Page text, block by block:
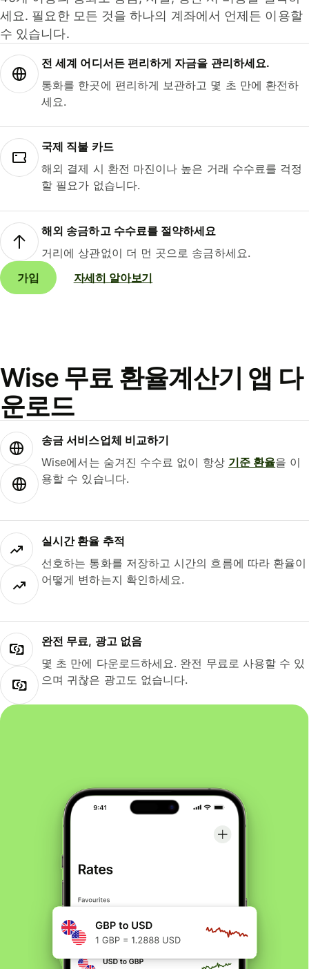
세요. 필요한 모든 것을 하나의 계좌에서 언제든 이용할
수 있습니다.
전 세계 어디서든 편리하게 자금을 관리하세요.
통화를 한곳에 편리하게 보관하고 몇 초 만에 환전하
세요.
국제 직불 카드
해외 결제 시 환전 마진이나 높은 거래 수수료를 걱정
할 필요가 없습니다.
해외 송금하고 수수료를 절약하세요
거리에 상관없이 더 먼 곳으로 송금하세요.
가입
자세히 알아보기
Wise 무료 환율계산기 앱 다
운로드
송금 서비스업체 비교하기
Wise에서는 숨겨진 수수료 없이 항상 기준 환율을 이
용할 수 있습니다.
실시간 환율 추적
선호하는 통화를 저장하고 시간의 흐름에 따라 환율이
어떻게 변하는지 확인하세요.
완전 무료, 광고 없음
몇 초 만에 다운로드하세요. 완전 무료로 사용할 수 있
으며 귀찮은 광고도 없습니다.